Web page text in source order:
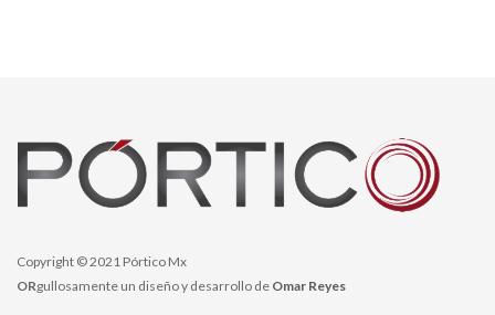
Copyright © 2021 Pórtico Mx
ORgullosamente un diseño y desarrollo de Omar Reyes